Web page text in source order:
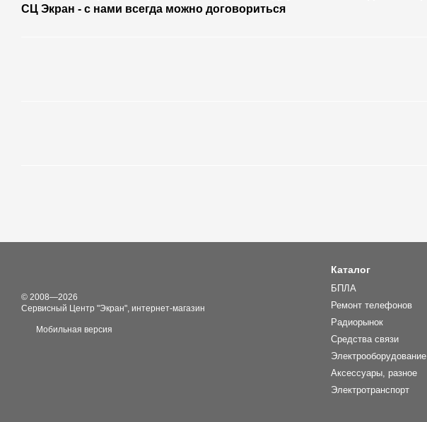
СЦ Экран - с нами всегда можно договориться
© 2008—2026
Сервисный Центр "Экран", интернет-магазин
Мобильная версия
Каталог
БПЛА
Ремонт телефонов
Радиорынок
Средства связи
Электрооборудование
Аксессуары, разное
Электротранспорт